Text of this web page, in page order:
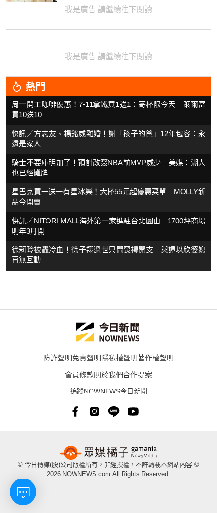
我是廣告 請繼續往下閱讀
我是廣告 請繼續往下閱讀
熱門
周一開工咖啡優惠！7-11拿鐵買1送1：寄杯限今天 萊爾富
買10送10
快訊／方志友、楊銘威離婚！謝「孩子的爸」12年包容：永
遠是家人
騎士不要庫明加了！預計改簽NBA前MVP威少 美媒：湖人
也已經攤牌
星巴克買一送一有星冰樂！大杯55元起優惠菜單 MOLLY新
品今開賣
快訊／NITORI MALL海外第一家進駐台北圓山 1700坪商場
明年3月開
徐莉玲被轟冷血！徐子翔過世只問喪禮開支 與譚以欣婆媳
再無互動
防詐聲明免責聲明隱私權聲明著作權聲明
會員條款關於我們合作提案
追蹤NOWNEWS今日新聞
© 今日傳媒(股)公司版權所有，非經授權，不許轉載本網站內容 ©
2026 NOWNEWS.com.All Rights Reserved.